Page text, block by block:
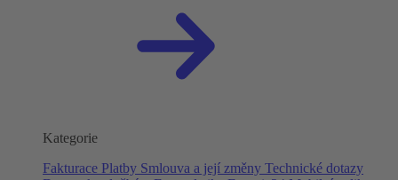
Kategorie
Fakturace Platby Smlouva a její změny Technické dotazy